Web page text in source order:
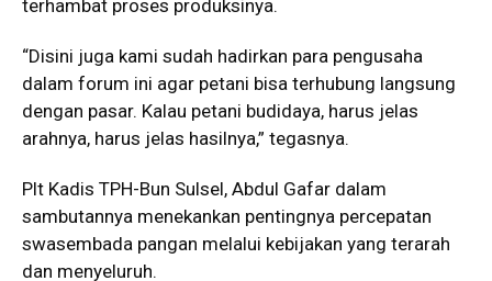
terhambat proses produksinya.
“Disini juga kami sudah hadirkan para pengusaha
dalam forum ini agar petani bisa terhubung langsung
dengan pasar. Kalau petani budidaya, harus jelas
arahnya, harus jelas hasilnya,” tegasnya.
Plt Kadis TPH-Bun Sulsel, Abdul Gafar dalam
sambutannya menekankan pentingnya percepatan
swasembada pangan melalui kebijakan yang terarah
dan menyeluruh.